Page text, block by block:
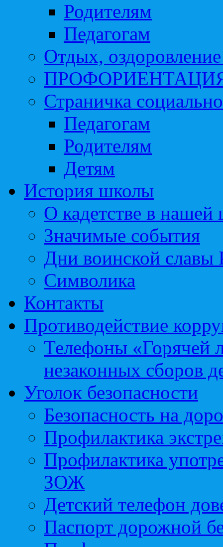
Родителям
Педагогам
Отдых, оздоровление
Страничка
Педагогам
Родителям
Детям
История школы
О кадетстве в нашей
Значимые события
Дни воинской славы
Символика
Контакты
Противодействие
Телефоны «Горячей
незаконных сборов
Уголок безопасности
Безопасность на
Профилактика
Профилактика
ЗОЖ
Детский телефон
Паспорт дорожной